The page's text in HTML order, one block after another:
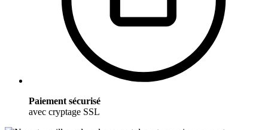
Paiement sécurisé
avec cryptage SSL